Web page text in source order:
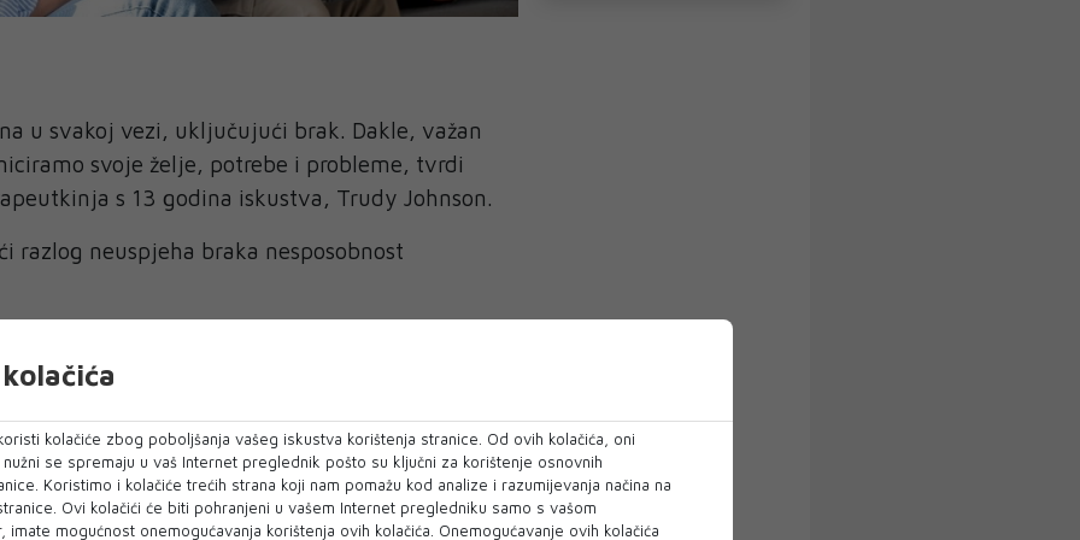
u svakoj vezi, uključujući brak. Dakle, važan
svoje želje, potrebe i probleme, tvrdi
s 13 godina iskustva, Trudy Johnson.
razlog neuspjeha braka nesposobnost
Nije u pitanju koliko se pojedinci dobro
zabavno biti zajedno. Riječ je o onoj strašnoj
- sukob
sretne veze razina predanosti koju
prema studiji Sveučilišta Princeton.
kolačiće zbog poboljšanja vašeg iskustva korištenja stranice. Od ovih kolačića, oni
se spremaju u vaš Internet preglednik pošto su ključni za korištenje osnovnih
Koristimo i kolačiće trećih strana koji nam pomažu kod analize i razumijevanja načina na
Ovi kolačići će biti pohranjeni u vašem Internet pregledniku samo s vašom
imate mogućnost onemogućavanja korištenja ovih kolačića. Onemogućavanje ovih kolačića